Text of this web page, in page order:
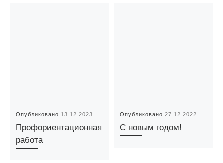
Опубликовано 13.12.2023
Профориентационная
работа
Опубликовано27.12.2022
С новым годом!